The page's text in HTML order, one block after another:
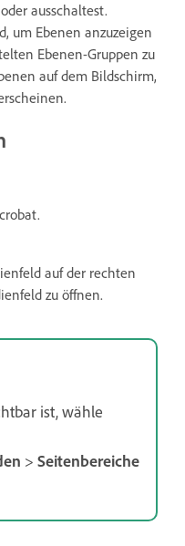
ausschaltest.
um Ebenen anzuzeigen
Ebenen-Gruppen zu
auf dem Bildschirm,
auf der rechten
zu öffnen.
ist, wähle
> Seitenbereiche